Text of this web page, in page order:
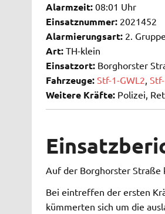
Alarmzeit:08:01 Uhr
Einsatznummer:2021452
Alarmierungsart:2.
Art:TH-klein
Einsatzort:Borghorster
Fahrzeuge: Stf-1-GWL2,
Weitere Kräfte:Polizei,
Auf der Borghorster Straße
Bei eintreffen der ersten
kümmerten sich um die